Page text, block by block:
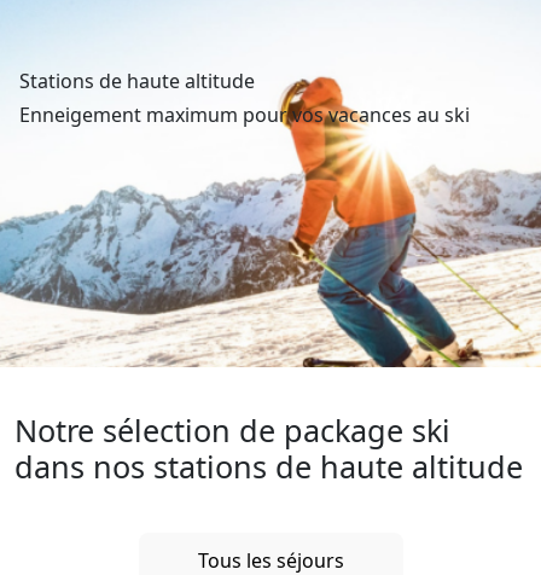
Stations de haute altitude
Enneigement maximum pour vos vacances au ski
Notre sélection de package ski
dans nos stations de haute altitude
Tous les séjours